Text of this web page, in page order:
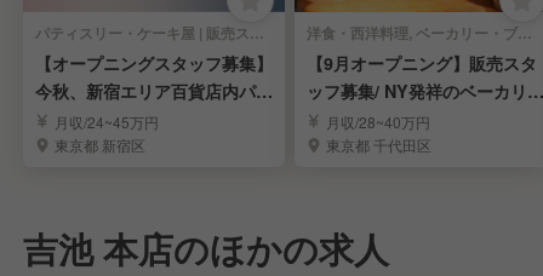
パティスリー・ケーキ屋 | 販売スタッフ
【オープニングスタッフ募集】
今秋、新宿エリア百貨店内パテ
ィスリー
月収/24~45万円
東京都 新宿区
洋食・西洋料理, ベーカリー・ブーランジェリー | 販売スタッフ
【9月オープニング】販売スタ
ッフ募集/ NY発祥のベーカリ
ー/東京駅
月収/28~40万円
東京都 千代田区
吉池 本店のほかの求人